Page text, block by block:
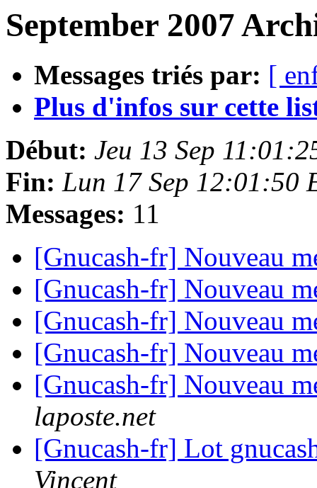
September 2007
Messages triés par: [
Plus d'infos sur cette
Début: Jeu 13 Sep
Fin: Lun 17 Sep 12:01:50
Messages: 11
[Gnucash-fr] Nouveau
[Gnucash-fr] Nouveau
[Gnucash-fr] Nouveau
[Gnucash-fr] Nouveau
[Gnucash-fr] Nouveau
laposte.net
[Gnucash-fr] Lot
Vincent